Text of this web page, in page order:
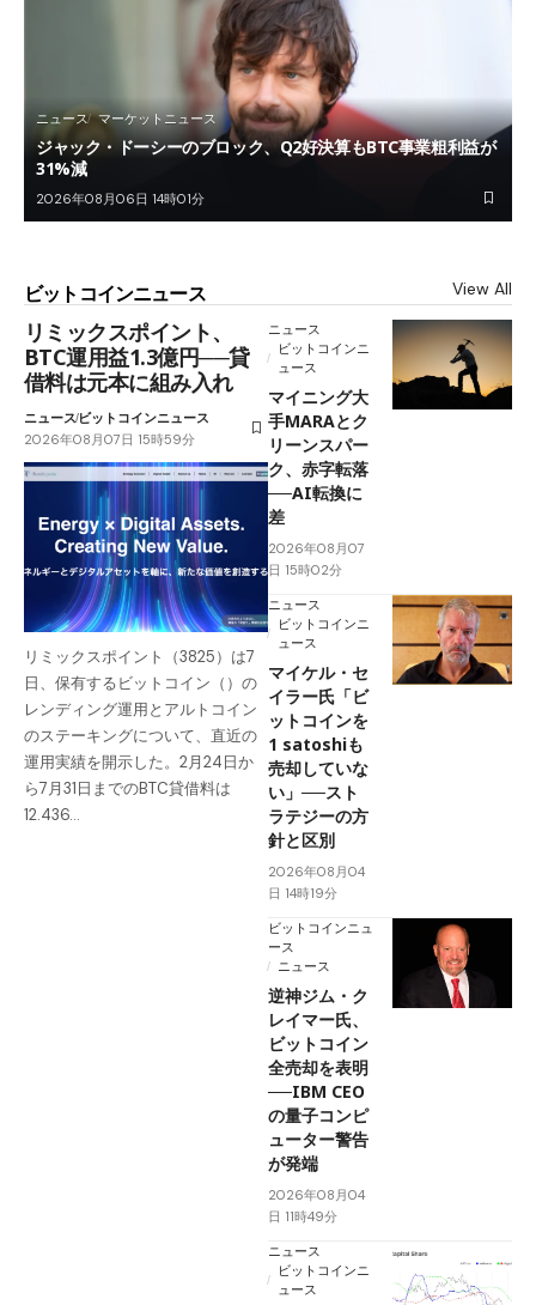
ニュース マーケットニュース
ジャック・ドーシーのブロック、Q2好決算もBTC事業粗利益が
31%減
2026年08月06日 14時01分
ビットコインニュース View All
リミックスポイント、
BTC運用益1.3億円──貸
借料は元本に組み入れ
ニュースビットコインニュース
2026年08月07日 15時59分
リミックスポイント（3825）は7
日、保有するビットコイン（）の
レンディング運用とアルトコイン
のステーキングについて、直近の
運用実績を開示した。2月24日か
ら7月31日までのBTC貸借料は
12.436…
ニュース
ビットコインニ
ュース
マイニング大
手MARAとク
リーンスパー
ク、赤字転落
──AI転換に
差
2026年08月07
日 15時02分
ニュース
ビットコインニ
ュース
マイケル・セ
イラー氏「ビ
ットコインを
1 satoshiも
売却していな
い」──スト
ラテジーの方
針と区別
2026年08月04
日 14時19分
ビットコインニュ
ース
ニュース
逆神ジム・ク
レイマー氏、
ビットコイン
全売却を表明
──IBM CEO
の量子コンピ
ューター警告
が発端
2026年08月04
日 11時49分
ニュース
ビットコインニ
ュース